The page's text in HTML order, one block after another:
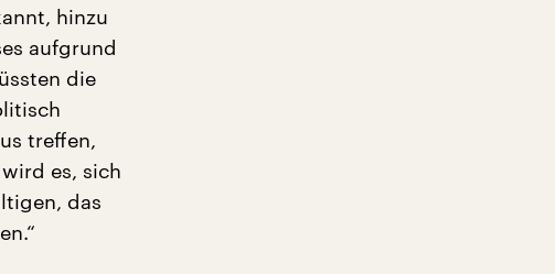
hinzu
aufgrund
die
treffen,
es, sich
das